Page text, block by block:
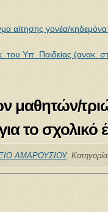
αίτησης γονέα/
Υπ. Παιδείας (ανακ.
μαθητών/
το σχολικό
ΑΜΑΡΟΥΣΙΟΥ.